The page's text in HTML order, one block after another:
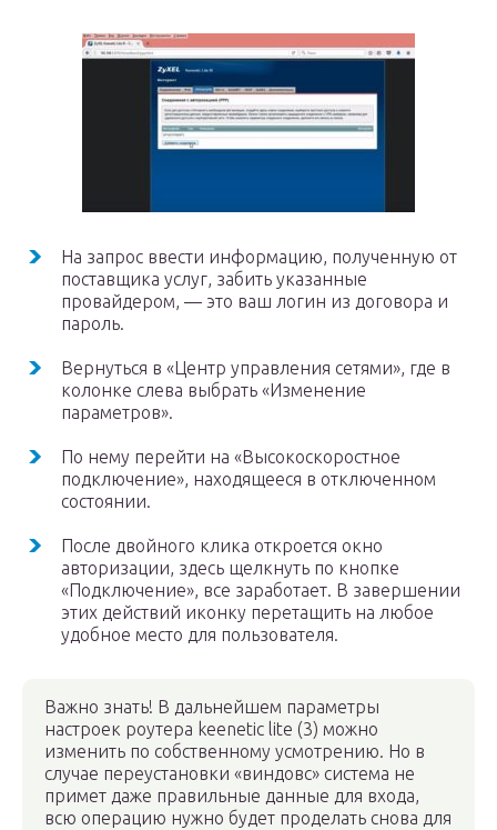
На запрос ввести информацию, полученную от
поставщика услуг, забить указанные
провайдером, — это ваш логин из договора и
пароль.
Вернуться в «Центр управления сетями», где в
колонке слева выбрать «Изменение
параметров».
По нему перейти на «Высокоскоростное
подключение», находящееся в отключенном
состоянии.
После двойного клика откроется окно
авторизации, здесь щелкнуть по кнопке
«Подключение», все заработает. В завершении
этих действий иконку перетащить на любое
удобное место для пользователя.
Важно знать! В дальнейшем параметры
настроек роутера keenetic lite (3) можно
изменить по собственному усмотрению. Но в
случае переустановки «виндовс» система не
примет даже правильные данные для входа,
всю операцию нужно будет проделать снова для